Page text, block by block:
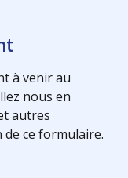
à venir au
nous en
autres
de ce formulaire.